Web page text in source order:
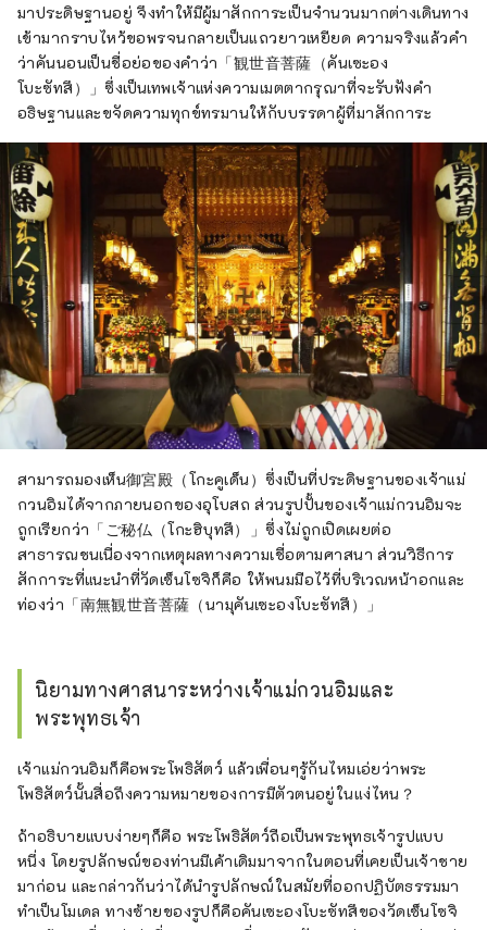
มาประดิษฐานอยู่ จึงทำให้มีผู้มาสักการะเป็นจำนวนมากต่างเดินทาง
เข้ามากราบไหว้ขอพรจนกลายเป็นแถวยาวเหยียด ความจริงแล้วคำ
ว่าคันนอนเป็นชื่อย่อของคำว่า「観世音菩薩（คันเซะอง
โบะซัทสึ）」ซึ่งเป็นเทพเจ้าแห่งความเมตตากรุณาที่จะรับฟังคำ
อธิษฐานและขจัดความทุกข์ทรมานให้กับบรรดาผู้ที่มาสักการะ
สามารถมองเห็น御宮殿（โกะคูเด็น）ซึ่งเป็นที่ประดิษฐานของเจ้าแม่
กวนอิมได้จากภายนอกของอุโบสถ ส่วนรูปปั้นของเจ้าแม่กวนอิมจะ
ถูกเรียกว่า「ご秘仏（โกะฮิบุทสึ）」ซึ่งไม่ถูกเปิดเผยต่อ
สาธารณชนเนื่องจากเหตุผลทางความเชื่อตามศาสนา ส่วนวิธีการ
สักการะที่แนะนำที่วัดเซ็นโซจิก็คือ ให้พนมมือไว้ที่บริเวณหน้าอกและ
ท่องว่า「南無観世音菩薩（นามุคันเซะองโบะซัทสึ）」
นิยามทางศาสนาระหว่างเจ้าแม่กวนอิมและ
พระพุทธเจ้า
เจ้าแม่กวนอิมก็คือพระโพธิสัตว์ แล้วเพื่อนๆรู้กันไหมเอ่ยว่าพระ
โพธิสัตว์นั้นสื่อถึงความหมายของการมีตัวตนอยู่ในแง่ไหน？
ถ้าอธิบายแบบง่ายๆก็คือ พระโพธิสัตว์ถือเป็นพระพุทธเจ้ารูปแบบ
หนึ่ง โดยรูปลักษณ์ของท่านมีเค้าเดิมมาจากในตอนที่เคยเป็นเจ้าชาย
มาก่อน และกล่าวกันว่าได้นำรูปลักษณ์ในสมัยที่ออกปฏิบัตธรรมมา
ทำเป็นโมเดล ทางซ้ายของรูปก็คือคันเซะองโบะซัทสึของวัดเซ็นโซจิ